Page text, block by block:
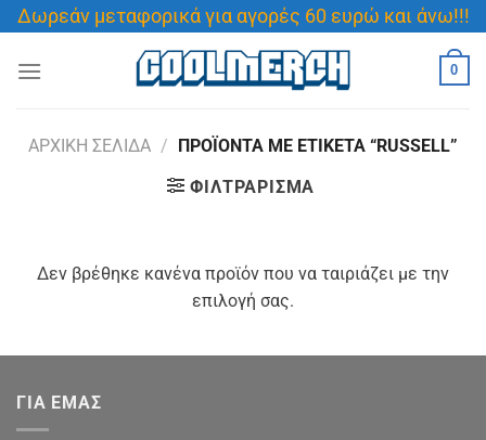
Μετάβαση
στο
περιεχόμενο
Δωρεάν μεταφορικά για αγορές 60 ευρώ και άνω!!!
0
ΑΡΧΙΚΉ ΣΕΛΊΔΑ / ΠΡΟΪΌΝΤΑ ΜΕ ΕΤΙΚΈΤΑ “RUSSELL”
ΦΙΛΤΡΆΡΙΣΜΑ
Δεν βρέθηκε κανένα προϊόν που να ταιριάζει με την
επιλογή σας.
ΓΙΑ ΕΜΑΣ